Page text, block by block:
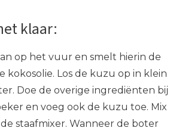
klaar:
op het vuur en smelt hierin de
kokosolie. Los de kuzu op in klein
Doe de overige ingrediënten bij
en voeg ook de kuzu toe. Mix
staafmixer. Wanneer de boter